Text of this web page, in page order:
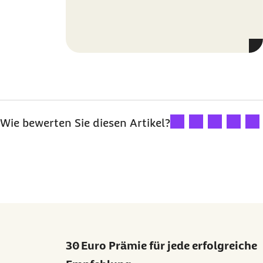
Wie bewerten Sie diesen Artikel?Ihre Bewertung: 1 Stern
Ihre Bewertung: 2
Ihre Ihre Ihre
30 Euro Prämie für jede erfolgreiche